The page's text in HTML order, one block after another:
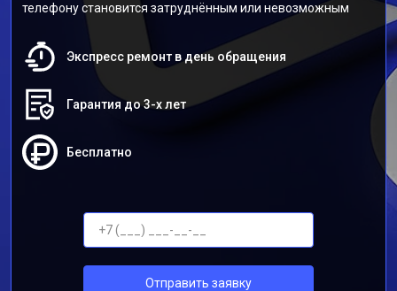
телефону становится затруднённым или невозможным
Экспресс ремонт в день обращения
Гарантия до 3-х лет
Бесплатно
Отправить заявку